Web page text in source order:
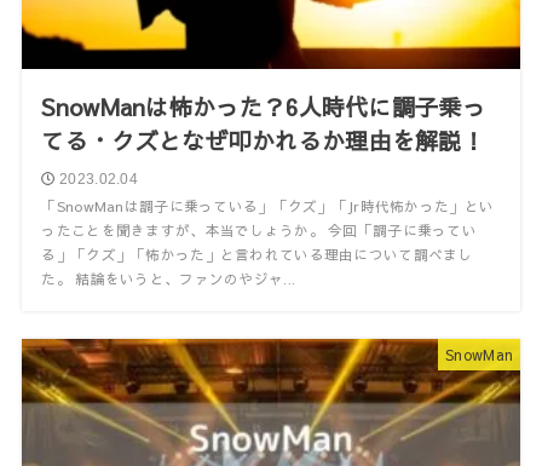
SnowManは怖かった？6人時代に調子乗っ
てる・クズとなぜ叩かれるか理由を解説！
2023.02.04
「SnowManは調子に乗っている」「クズ」「Jr時代怖かった」とい
ったことを聞きますが、本当でしょうか。 今回「調子に乗ってい
る」「クズ」「怖かった」と言われている理由について調べまし
た。 結論をいうと、ファンのやジャ...
SnowMan